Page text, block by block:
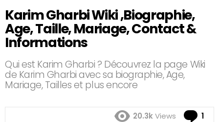
Karim Gharbi Wiki ,Biographie,
Age, Taille, Mariage, Contact &
Informations
Qui est Karim Gharbi ? Découvrez la page Wiki
de Karim Gharbi avec sa biographie, Age,
Mariage, Tailles et plus encore
20.3kViews 1